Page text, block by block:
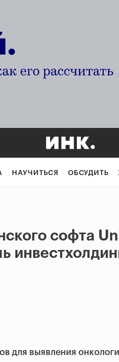
НАУЧИТЬСЯ ОБСУДИТЬ
софта
для выявления